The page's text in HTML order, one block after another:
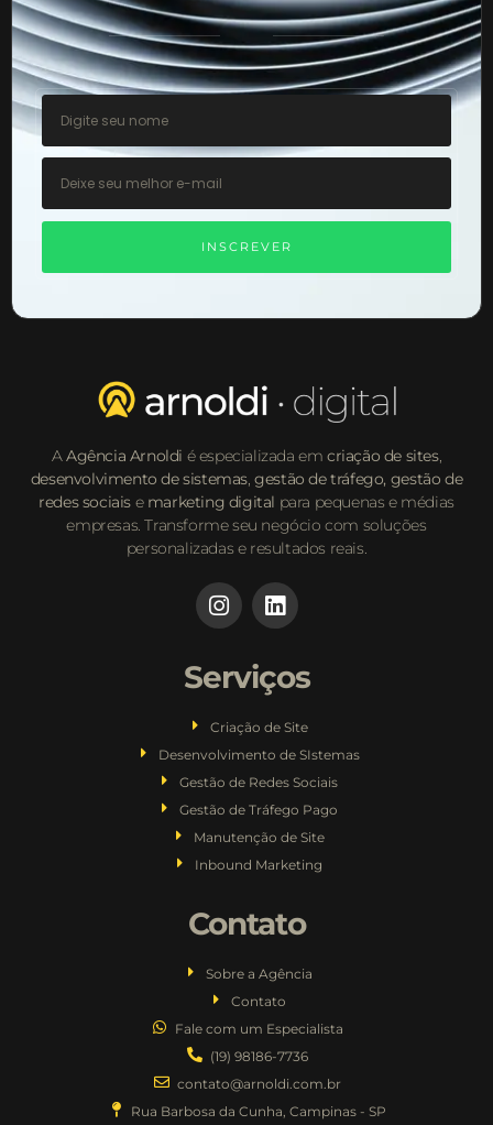
INSCREVER
AAgência Arnoldi é especializada em criação de sites,
desenvolvimento de sistemas,gestão de tráfego, gestão de
redes sociaise marketing digital para pequenas e médias
empresas. Transforme seu negócio com soluções
personalizadas e resultados reais.
Serviços
Criação de Site
Desenvolvimento de SIstemas
Gestão de Redes Sociais
Gestão de Tráfego Pago
Manutenção de Site
Inbound Marketing
Contato
Sobre a Agência
Contato
Fale com um Especialista
(19) 98186-7736
contato@arnoldi.com.br
Rua Barbosa da Cunha, Campinas - SP